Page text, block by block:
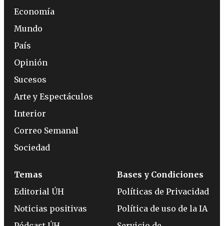
Economía
Mundo
País
Opinión
Sucesos
Arte y Espectáculos
Interior
Correo Semanal
Sociedad
Temas
Editorial ÚH
Noticias positivas
Bases y Condiciones
Políticas de Privacidad
Política de uso de la IA